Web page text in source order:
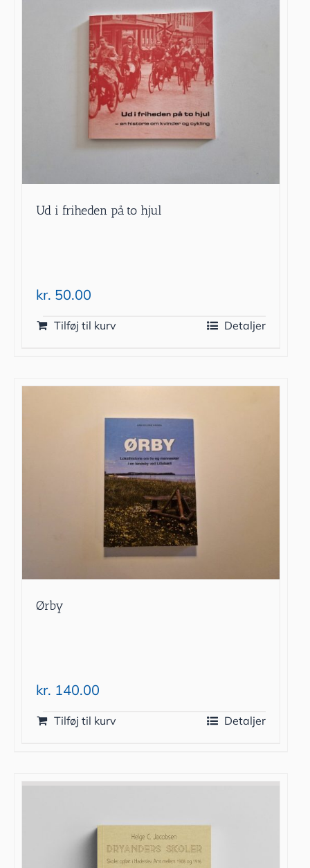
Ud i friheden på to hjul
kr. 50.00
Tilføj til kurv Detaljer
Ørby
kr. 140.00
Tilføj til kurv Detaljer